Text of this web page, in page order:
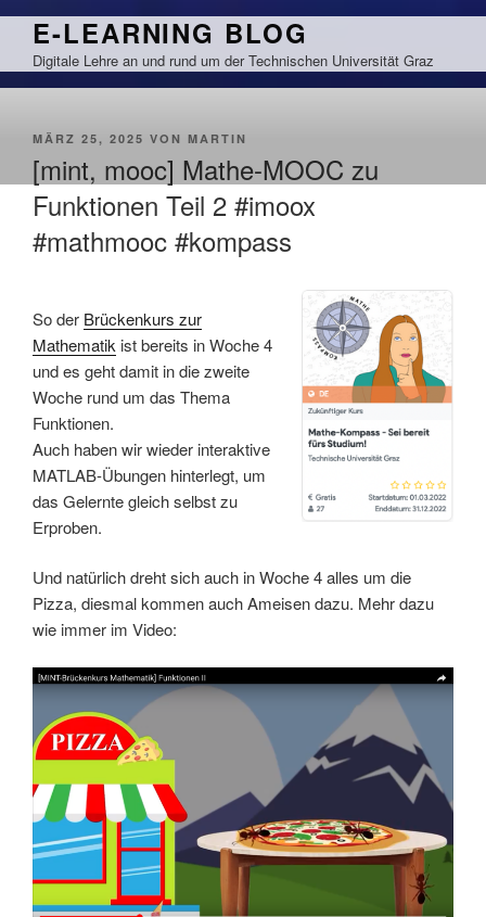
Zum
springen
E-LEARNING BLOG
Digitale Lehre an und rund um der Technischen Universität Graz
VERÖFFENTLICHT
MÄRZ 25, 2025 VON MARTIN
[mint, mooc] Mathe-MOOC zu
Funktionen Teil 2 #imoox
#mathmooc #kompass
So der Brückenkurs zur
Mathematik ist bereits in Woche 4
und es geht damit in die zweite
Woche rund um das Thema
Funktionen.
Auch haben wir wieder interaktive
MATLAB-Übungen hinterlegt, um
das Gelernte gleich selbst zu
Erproben.
Und natürlich dreht sich auch in Woche 4 alles um die
Pizza, diesmal kommen auch Ameisen dazu. Mehr dazu
wie immer im Video: